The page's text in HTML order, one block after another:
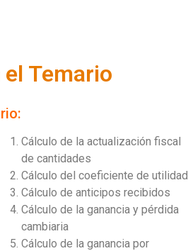
Temario
Cálculo de la actualización fiscal
de cantidades
Cálculo del coeficiente de utilidad
Cálculo de anticipos recibidos
Cálculo de la ganancia y pérdida
cambiaria
Cálculo de la ganancia por